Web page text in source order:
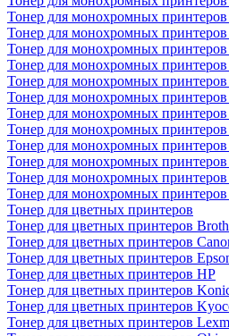
Тонер для монохромных
Тонер для монохромных принтеров
Тонер для монохромных принтеров
Тонер для монохромных
Тонер для монохромных принтеров
Тонер для монохромных принтеров
Тонер для монохромных принтеров
Тонер для монохромных
Тонер для монохромных
Тонер для монохромных
Тонер для монохромных
Тонер для монохромных принтеров
Тонер для цветных принтеров
Тонер для цветных принтеров
Тонер для цветных принтеров
Тонер для цветных принтеров
Тонер для цветных принтеров HP
Тонер для цветных принтеров
Тонер для цветных принтеров
Тонер для цветных принтеров